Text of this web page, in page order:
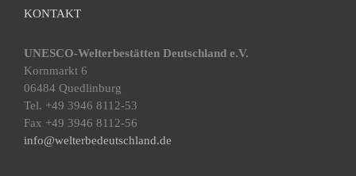
KONTAKT
UNESCO-Welterbestätten Deutschland e.V.
Kornmarkt 6
06484 Quedlinburg
Tel. +49 3946 8112-53
Fax +49 3946 8112-56
info@welterbedeutschland.de